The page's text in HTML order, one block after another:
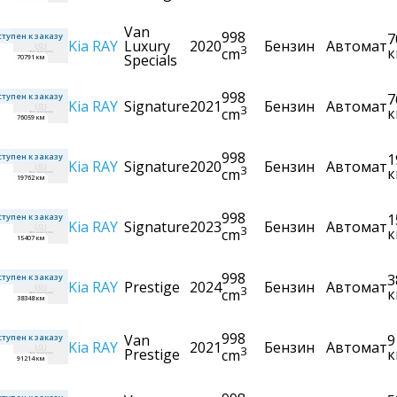
к заказу
70791 км
Kia RAY
Van
Luxury
Specials
2020998
cm3 Бензин Автомат
к заказу
76059 км
Kia RAY Signature2021998
cm3 Бензин Автомат
к заказу
19762 км
Kia RAY Signature2020998
cm3 Бензин Автомат
к заказу
15407 км
Kia RAY Signature2023998
cm3 Бензин Автомат
к заказу
38348 км
Kia RAY Prestige 2024998
cm3 Бензин Автомат
к заказу
91214 км
Kia RAY Van
Prestige 2021998
cm3 Бензин Автомат